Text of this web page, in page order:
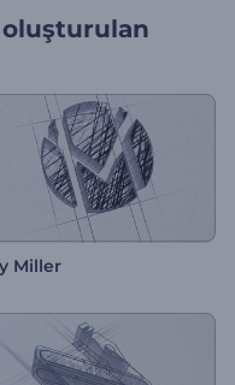
oluşturulan
Miller